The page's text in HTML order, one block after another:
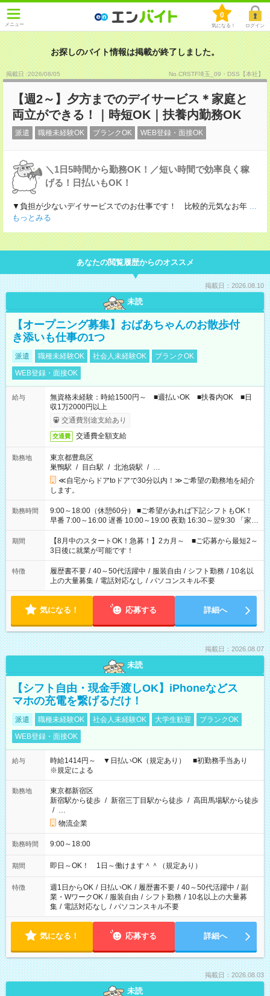
メニュー
0
気になる！ ログイン
お探しのバイト情報は掲載が終了しました。
掲載日 :2026/08/05 No.CRSTF埼玉_09・DSS【本社】
【週2～】夕方までのデイサービス＊家庭と
両立ができる！｜時短OK｜扶養内勤務OK
派遣 職種未経験OK ブランクOK WEB登録・面接OK
＼1日5時間から勤務OK！／短い時間で効率良く稼
げる！日払いもOK！
▼負担が少ないデイサービスでのお仕事です！ 比較的元気なお年 ...
もっとみる
あなたの閲覧履歴からのオススメ
掲載日：2026.08.10
未読
【オープニング募集】おばあちゃんのお散歩付
き添いも仕事の1つ
派遣 職種未経験OK 社会人未経験OK
ブランクOK
WEB登録・面接OK
給与
無資格未経験：時給1500円～ ■週払いOK ■扶養内OK ■日
収1万2000円以上
交通費別途支給あり
交通費 交通費全額支給
勤務地
東京都豊島区
巣鴨駅 / 目白駅 / 北池袋駅 / …
≪自宅からドアtoドアで30分以内！≫ご希望の勤務地を紹介
します。
勤務時間
9:00～18:00（休憩60分） ■ご希望があれば下記シフトもOK！
早番 7:00～16:00 遅番 10:00～19:00 夜勤 16:30～翌9:30 「家族
と休みを合わせたい」 「余裕を持って夕飯の準備がしたい」
「できれば残業はしたくない」 など、ご希望を教えてください
ね。 ※Wワーク希望の方へ 今ご覧のお仕事で希望する勤務時間
と、もう1つのお仕事の勤務時間。 合計で週40時間を超える場
合は応募できません。
期間
【8月中のスタートOK！急募！】2カ月～ ■ご応募から最短2～
3日後に就業が可能です！
特徴 履歴書不要 / 40～50代活躍中 / 服装自由 / シフト勤務 / 10名以
上の大量募集 / 電話対応なし / パソコンスキル不要
気になる！ 応募する 詳細へ
掲載日：2026.08.07
未読
【シフト自由・現金手渡しOK】iPhoneなどス
マホの充電を繋げるだけ！
派遣 職種未経験OK 社会人未経験OK 大学生歓迎
ブランクOK
WEB登録・面接OK
給与
時給1414円～ ▼日払いOK（規定あり） ■初勤務手当あり
※規定による
勤務地
東京都新宿区
新宿駅から徒歩 / 新宿三丁目駅から徒歩 / 高田馬場駅から徒歩
/ …
物流企業
勤務時間 9:00～18:00
期間 即日～OK！ 1日～働けます＾＾（規定あり）
特徴 週1日からOK / 日払いOK / 履歴書不要 / 40～50代活躍中 / 副
業・WワークOK / 服装自由 / シフト勤務 / 10名以上の大量募
集 / 電話対応なし / パソコンスキル不要
気になる！ 応募する 詳細へ
掲載日：2026.08.03
未読